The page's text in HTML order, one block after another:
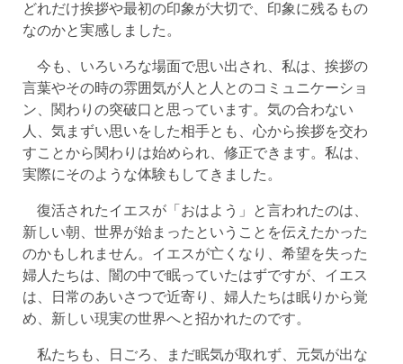
どれだけ挨拶や最初の印象が大切で、印象に残るもの
なのかと実感しました。
今も、いろいろな場面で思い出され、私は、挨拶の
言葉やその時の雰囲気が人と人とのコミュニケーショ
ン、関わりの突破口と思っています。気の合わない
人、気まずい思いをした相手とも、心から挨拶を交わ
すことから関わりは始められ、修正できます。私は、
実際にそのような体験もしてきました。
復活されたイエスが「おはよう」と言われたのは、
新しい朝、世界が始まったということを伝えたかった
のかもしれません。イエスが亡くなり、希望を失った
婦人たちは、闇の中で眠っていたはずですが、イエス
は、日常のあいさつで近寄り、婦人たちは眠りから覚
め、新しい現実の世界へと招かれたのです。
私たちも、日ごろ、まだ眠気が取れず、元気が出な